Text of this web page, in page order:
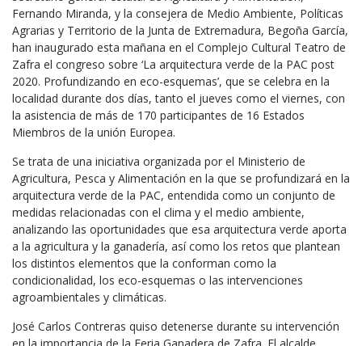
Fernando Miranda, y la consejera de Medio Ambiente, Políticas
Agrarias y Territorio de la Junta de Extremadura, Begoña García,
han inaugurado esta mañana en el Complejo Cultural Teatro de
Zafra el congreso sobre ‘La arquitectura verde de la PAC post
2020. Profundizando en eco-esquemas’, que se celebra en la
localidad durante dos días, tanto el jueves como el viernes, con
la asistencia de más de 170 participantes de 16 Estados
Miembros de la unión Europea.
Se trata de una iniciativa organizada por el Ministerio de
Agricultura, Pesca y Alimentación en la que se profundizará en la
arquitectura verde de la PAC, entendida como un conjunto de
medidas relacionadas con el clima y el medio ambiente,
analizando las oportunidades que esa arquitectura verde aporta
a la agricultura y la ganadería, así como los retos que plantean
los distintos elementos que la conforman como la
condicionalidad, los eco-esquemas o las intervenciones
agroambientales y climáticas.
José Carlos Contreras quiso detenerse durante su intervención
en la importancia de la Feria Ganadera de Zafra. El alcalde